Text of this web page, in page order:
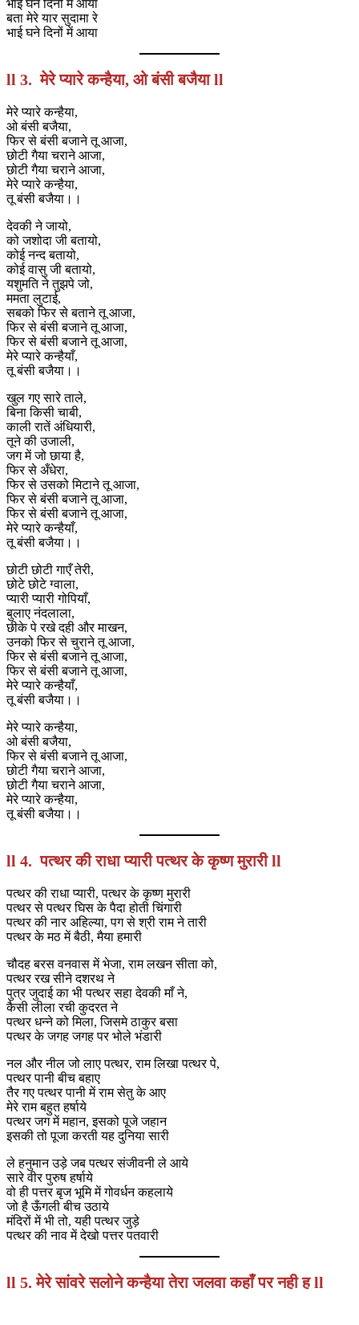
भाई घने दिनों में आया
बता मेरे यार सुदामा रे
भाई घने दिनों में आया
ll 3. मेरे प्यारे कन्हैया, ओ बंसी बजैया ll
मेरे प्यारे कन्हैया,
ओ बंसी बजैया,
फिर से बंसी बजाने तू आजा,
छोटी गैया चराने आजा,
छोटी गैया चराने आजा,
मेरे प्यारे कन्हैया,
तू बंसी बजैया।।
देवकी ने जायो,
को जशोदा जी बतायो,
कोई नन्द बतायो,
कोई वासु जी बतायो,
यशुमति ने तुझपे जो,
ममता लुटाई,
सबको फिर से बताने तू आजा,
फिर से बंसी बजाने तू आजा,
फिर से बंसी बजाने तू आजा,
मेरे प्यारे कन्हैयाँ,
तू बंसी बजैया।।
खुल गए सारे ताले,
बिना किसी चाबी,
काली रातें अंधियारी,
तूने की उजाली,
जग में जो छाया है,
फिर से अँधेरा,
फिर से उसको मिटाने तू आजा,
फिर से बंसी बजाने तू आजा,
फिर से बंसी बजाने तू आजा,
मेरे प्यारे कन्हैयाँ,
तू बंसी बजैया।।
छोटी छोटी गाएँ तेरी,
छोटे छोटे ग्वाला,
प्यारी प्यारी गोपियाँ,
बुलाए नंदलाला,
छीके पे रखे दही और माखन,
उनको फिर से चुराने तू आजा,
फिर से बंसी बजाने तू आजा,
फिर से बंसी बजाने तू आजा,
मेरे प्यारे कन्हैयाँ,
तू बंसी बजैया।।
मेरे प्यारे कन्हैया,
ओ बंसी बजैया,
फिर से बंसी बजाने तू आजा,
छोटी गैया चराने आजा,
छोटी गैया चराने आजा,
मेरे प्यारे कन्हैया,
तू बंसी बजैया।।
ll 4. पत्थर की राधा प्यारी पत्थर के कृष्ण मुरारी ll
पत्थर की राधा प्यारी, पत्थर के कृष्ण मुरारी
पत्थर से पत्थर घिस के पैदा होती चिंगारी
पत्थर की नार अहिल्या, पग से श्री राम ने तारी
पत्थर के मठ में बैठी, मैया हमारी
चौदह बरस वनवास में भेजा, राम लखन सीता को,
पत्थर रख सीने दशरथ ने
पुत्र जुदाई का भी पत्थर सहा देवकी माँ ने,
कैसी लीला रची कुदरत ने
पत्थर धन्ने को मिला, जिसमे ठाकुर बसा
पत्थर के जगह जगह पर भोले भंडारी
नल और नील जो लाए पत्थर, राम लिखा पत्थर पे,
पत्थर पानी बीच बहाए
तैर गए पत्थर पानी में राम सेतु के आए
मेरे राम बहुत हर्षाये
पत्थर जग में महान, इसको पूजे जहान
इसकी तो पूजा करती यह दुनिया सारी
ले हनुमान उड़े जब पत्थर संजीवनी ले आये
सारे वीर पुरुष हर्षाये
वो ही पत्तर बृज भूमि में गोवर्धन कहलाये
जो है ऊँगली बीच उठाये
मंदिरों में भी तो, यही पत्थर जुड़े
पत्थर की नाव में देखो पत्तर पतवारी
ll 5. मेरे सांवरे सलोने कन्हैया तेरा जलवा कहाँ पर नही ह ll